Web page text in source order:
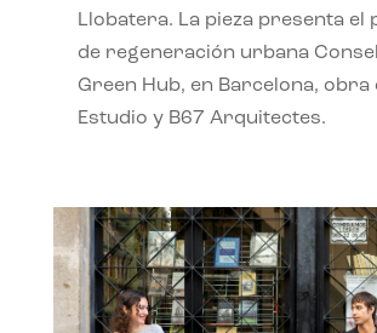
Llobatera. La pieza presenta el
de regeneración urbana
Green Hub, en Barcelona, obra
Estudio y B67 Arquitectes.